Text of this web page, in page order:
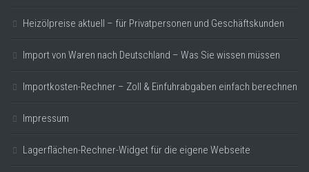
Heizölpreise aktuell – für Privatpersonen und Geschäftskunden
Import von Waren nach Deutschland – Was Sie wissen müssen
Importkosten-Rechner – Zoll & Einfuhrabgaben einfach berechnen
Impressum
Lagerflächen-Rechner-Widget für die eigene Webseite